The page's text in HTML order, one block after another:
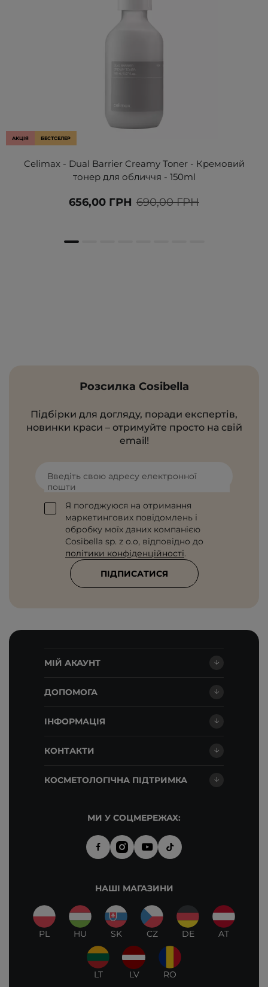
АКЦІЯ БЕСТСЕЛЕР
Celimax - Dual Barrier Creamy Toner - Кремовий
тонер для обличчя - 150ml
690,00 ГРН
656,00 ГРН
Розсилка Cosibella
Підбірки для догляду, поради експертів,
новинки краси – отримуйте просто на свій
email!
Введіть свою адресу електронної
пошти
Я погоджуюся на отримання
маркетингових повідомлень і
обробку моїх даних компанією
Cosibella sp. z o.o, відповідно до
політики конфіденційності.
ПІДПИСАТИСЯ
МІЙ АКАУНТ
ДОПОМОГА
ІНФОРМАЦІЯ
КОНТАКТИ
КОСМЕТОЛОГІЧНА ПІДТРИМКА
МИ У СОЦМЕРЕЖАХ:
НАШІ МАГАЗИНИ
PL HU SK CZ DE AT
LT LV RO